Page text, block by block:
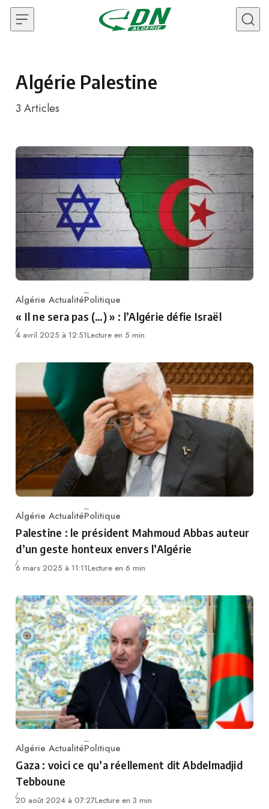
Skip to content
Algérie Palestine
3 Articles
Category
Algérie ActualitéPolitique
« Il ne sera pas (…) » : l’Algérie défie Israël
4 avril 2025 à 12:51Lecture en 5 min
Category
Algérie ActualitéPolitique
Palestine : le président Mahmoud Abbas auteur
d’un geste honteux envers l’Algérie
6 mars 2025 à 11:11Lecture en 6 min
Category
Algérie ActualitéPolitique
Gaza : voici ce qu’a réellement dit Abdelmadjid
Tebboune
20 août 2024 à 07:27Lecture en 3 min